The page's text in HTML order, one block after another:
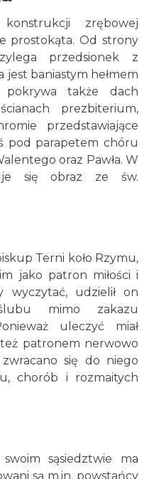
zrębowej
prostokąta. Od strony
przedsionek z
jest baniastym hełmem
także dach
prezbiterium,
przedstawiające
pod parapetem chóru
oraz Pawła. W
się obraz ze św.
Terni koło Rzymu,
jako patron miłości i
wyczytać, udzielił on
mimo zakazu
uleczyć miał
patronem nerwowo
się do niego
chorób i rozmaitych
sąsiedztwie ma
są m.in. powstańcy